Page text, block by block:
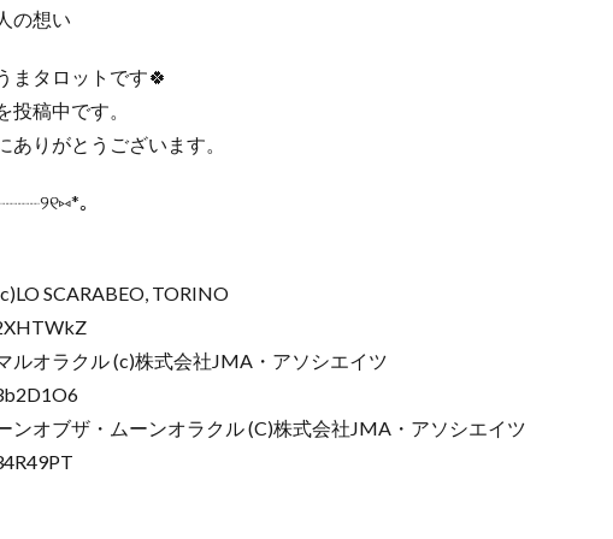
の想い
まタロットです🍀
投稿中です。
ありがとうございます。
｡
SCARABEO, TORINO
ルオラクル (c)株式会社JMA・アソシエイツ
ンオブザ・ムーンオラクル (C)株式会社JMA・アソシエイツ